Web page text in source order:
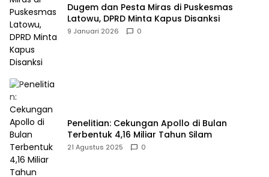
Dugem dan Pesta Miras di Puskesmas
Latowu, DPRD Minta Kapus Disanksi
9 Januari 2026 0
Penelitian: Cekungan Apollo di Bulan
Terbentuk 4,16 Miliar Tahun Silam
21 Agustus 2025 0